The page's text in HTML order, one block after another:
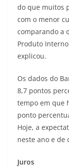
do que muitos
com o menor
comparando a
Produto
explicou.
Os dados do
8,7 pontos
tempo em que
ponto
Hoje, a
neste ano e de
Juros